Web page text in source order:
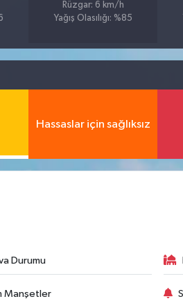
Rüzgar: 6 km/h
Yağış Olasılığı: %85
Hassaslar için sağlıksız
Durumu
Manşetler